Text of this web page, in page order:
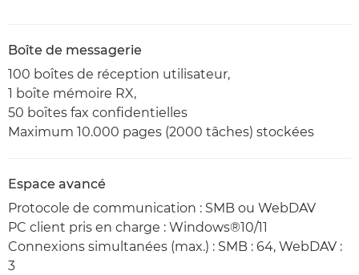
Boîte de messagerie
100 boîtes de réception utilisateur,
1 boîte mémoire RX,
50 boîtes fax confidentielles
Maximum 10.000 pages (2000 tâches) stockées
Espace avancé
Protocole de communication : SMB ou WebDAV
PC client pris en charge : Windows®10/11
Connexions simultanées (max.) : SMB : 64, WebDAV :
3